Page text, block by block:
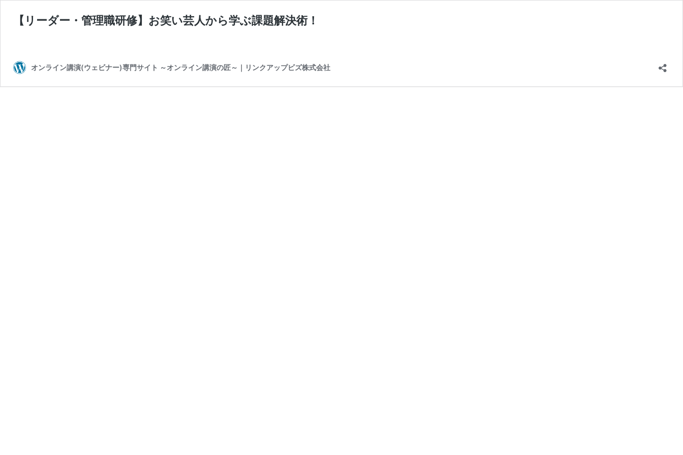
【リーダー・管理職研修】お笑い芸人から学ぶ課題解決術！
オンライン講演(ウェビナー)専門サイト ～オンライン講演の匠～｜リンクアップビズ株式会社